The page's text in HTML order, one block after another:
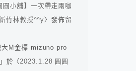
圓小舖】一次帶走兩咖
竹林教授^^y〉發佈留
大M金標 mizuno pro
」於〈2023.1.28 圓圓